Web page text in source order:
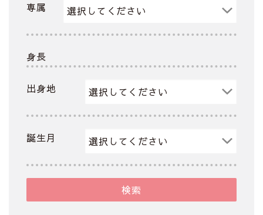
専属
身長
出身地
誕生月
検索